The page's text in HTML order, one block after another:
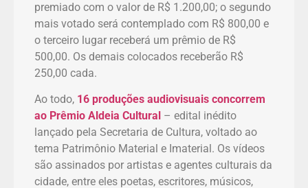
premiado com o valor de R$ 1.200,00; o segundo
mais votado será contemplado com R$ 800,00 e
o terceiro lugar receberá um prêmio de R$
500,00. Os demais colocados receberão R$
250,00 cada.
Ao todo, 16 produções audiovisuais concorrem
ao Prêmio Aldeia Cultural – edital inédito
lançado pela Secretaria de Cultura, voltado ao
tema Patrimônio Material e Imaterial. Os vídeos
são assinados por artistas e agentes culturais da
cidade, entre eles poetas, escritores, músicos,